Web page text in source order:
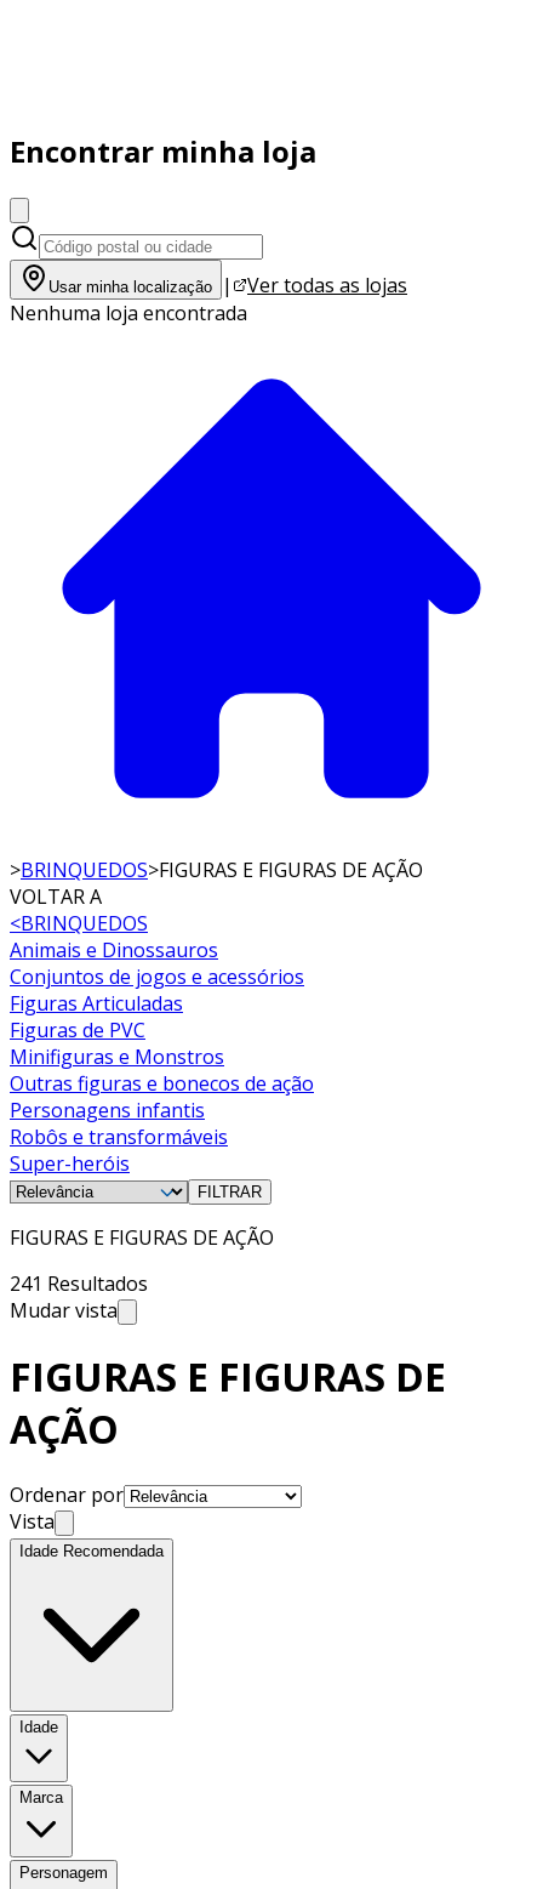
Encontrar minha loja
Usar minha localização |
Ver todas as lojas
Nenhuma loja encontrada
>BRINQUEDOS>FIGURAS E FIGURAS DE AÇÃO
VOLTAR A
<BRINQUEDOS
Animais e Dinossauros
Conjuntos de jogos e acessórios
Figuras Articuladas
Figuras de PVC
Minifiguras e Monstros
Outras figuras e bonecos de ação
Personagens infantis
Robôs e transformáveis
Super-heróis
FILTRAR
FIGURAS E FIGURAS DE AÇÃO
241 Resultados
Mudar vista
FIGURAS E FIGURAS DE
AÇÃO
Ordenar por
Vista
Idade Recomendada
Idade
Marca
Personagem